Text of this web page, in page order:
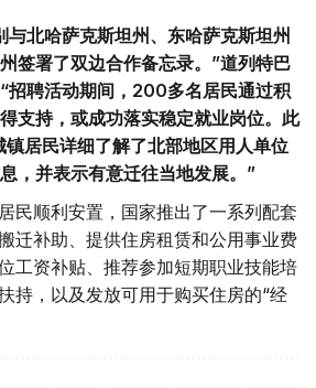
与北哈萨克斯坦州、东哈萨克斯坦州
签署了双边合作备忘录。”道列特巴
招聘活动期间，200多名居民通过积
支持，或成功落实稳定就业岗位。此
居民详细了解了北部地区用人单位
，并表示有意迁往当地发展。”
民顺利安置，国家推出了一系列配套
迁补助、提供住房租赁和公用事业费
工资补贴、推荐参加短期职业技能培
持，以及发放可用于购买住房的“经